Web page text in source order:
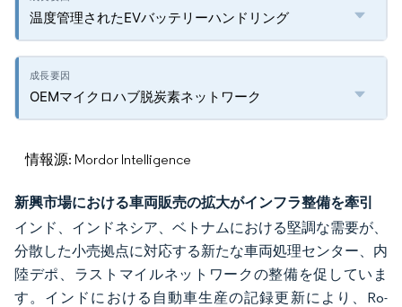
温度管理されたEVバッテリーハンドリング
OEMマイクロハブ脱炭素ネットワーク
情報源: Mordor Intelligence
新興市場における車両販売の拡大がインフラ整備を牽引
インド、インドネシア、ベトナムにおける堅調な需要が、
分散した小売拠点に対応する新たな車両処理センター、内
陸デポ、ラストマイルネットワークの整備を促していま
す。インドにおける自動車生産の記録更新により、Ro-